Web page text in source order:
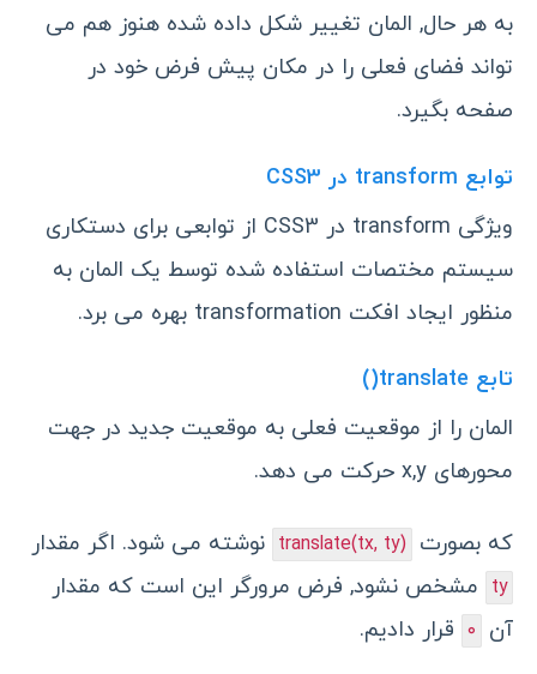
به هر حال, المان تغییر شکل داده شده هنوز هم می
تواند فضای فعلی را در مکان پیش فرض خود در
صفحه بگیرد.
توابع transform در CSS3
ویژگی transform در CSS3 از توابعی برای دستکاری
سیستم مختصات استفاده شده توسط یک المان به
منظور ایجاد افکت transformation بهره می برد.
تابع translate()
المان را از موقعیت فعلی به موقعیت جدید در جهت
محورهای x,y حرکت می دهد.
که بصورت translate(tx, ty) نوشته می شود. اگر مقدار
ty مشخص نشود, فرض مرورگر این است که مقدار
آن ۰ قرار دادیم.